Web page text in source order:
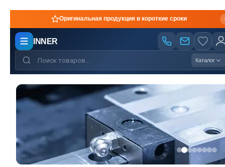
Производство по чертежам
INNER
Каталог